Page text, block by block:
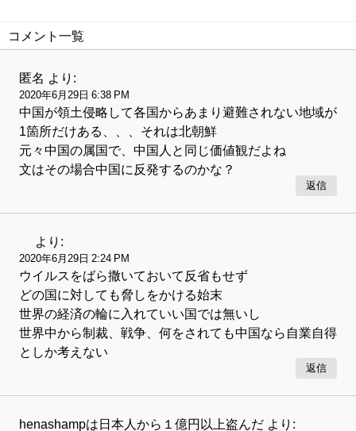
コメント一覧
匿名 より:
2020年6月29日 6:38 PM
中国が領土侵略して各国からあまり避難されない地域が
1箇所だけある、、、それは北朝鮮
元々中国の属国で、中国人と同じ価値観だよね
文はその場合中国に反発するのかな？
返信
より:
2020年6月29日 2:24 PM
ウイルスをばら撒いておいて反省もせず
どの国に対しても脅しをかける始末
世界の経済の輪に入れていい国では無いし
世界中から制裁、戦争、何をされても中国なら自業自得
としか考えない
返信
henashampは日本人から１億円以上盗んだ より: